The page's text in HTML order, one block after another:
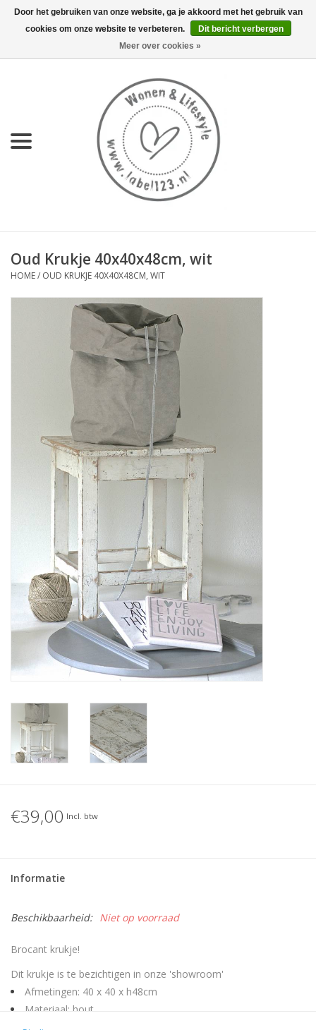
0 Artikelen - €0,00
KEUKEN
LIFESTYLE
STATIONARY
ALGEMEEN
Oud Krukje 40x40x48cm, wit
HOME/ OUD KRUKJE 40X40X48CM, WIT
€39,00 Incl. btw
Informatie
Beschikbaarheid: Niet op voorraad
Brocant krukje!
Dit krukje is te bezichtigen in onze 'showroom'
Afmetingen: 40 x 40 x h48cm
Materiaal: hout
Kleur: wit doorleefd
Door het gebruiken van onze website, ga je akkoord met het gebruik van
cookies om onze website te verbeteren.
Dit bericht verbergen
Meer over cookies »